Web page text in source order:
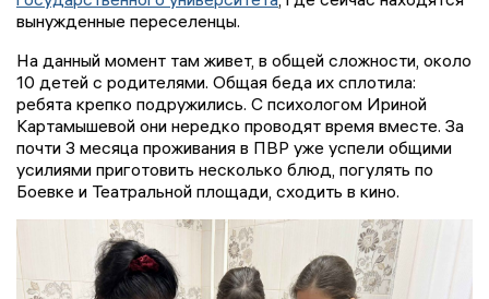
вынужденные переселенцы.
На данный момент там живет, в общей сложности, около
10 детей с родителями. Общая беда их сплотила:
ребята крепко подружились. С психологом Ириной
Картамышевой они нередко проводят время вместе. За
почти 3 месяца проживания в ПВР уже успели общими
усилиями приготовить несколько блюд, погулять по
Боевке и Театральной площади, сходить в кино.